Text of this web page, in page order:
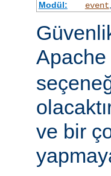
Modül:
event
Apache
ve bir